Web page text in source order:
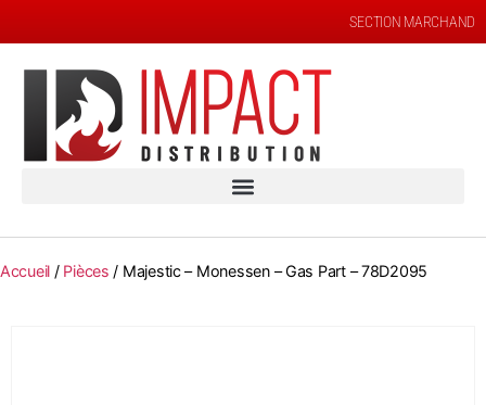
SECTION MARCHAND
Accueil / Pièces / Majestic – Monessen – Gas Part – 78D2095